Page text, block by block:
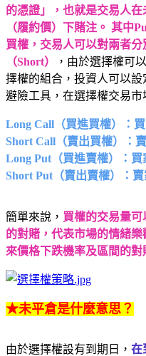
的憑證」，也就是交易人
（履約價）下賭注。 其中
買權，交易人可以對兩者
（Short）
，由於選擇權可
擇權的組合，投資人可以
避險工具，在選擇權交易市
Long Call（買進買權）：
Short Call（賣出買權）：
Long Put（買進賣權）：買
Short Put（賣出賣權）：
簡單來說， 買權的交易量
的對賭，代表市場的情緒
來價格下跌機率及區間的對
★未平倉是什麼意思？
由於選擇權設有到期日， 在